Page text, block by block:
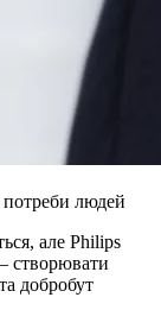
потреби людей
але Philips
створювати
добробут